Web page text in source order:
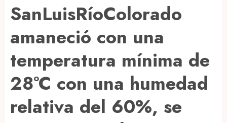
SanLuisRíoColorado
amaneció con una
temperatura mínima de
28°C con una humedad
relativa del 60%, se